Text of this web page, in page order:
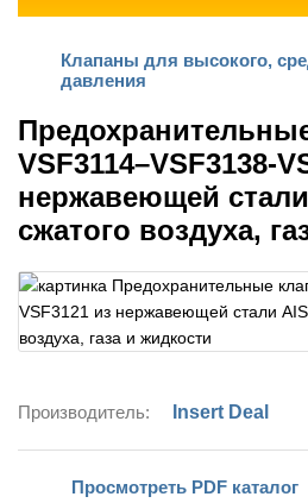
Клапаны для высокого,
давления
VSF3114–VSF3138-
нержавеющей
сжатого воздуха,
Производитель: Insert Deal
Просмотреть PDF каталог